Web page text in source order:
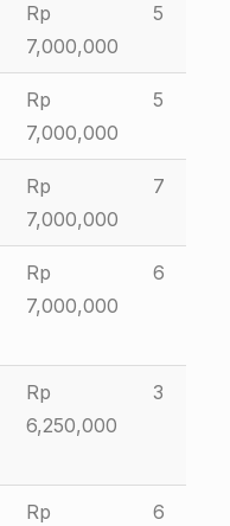
Rp
7,000,000
5
Rp
7,000,000
5
Rp
7,000,000
7
Rp
7,000,000
6
Rp
6,250,000
3
Rp
6